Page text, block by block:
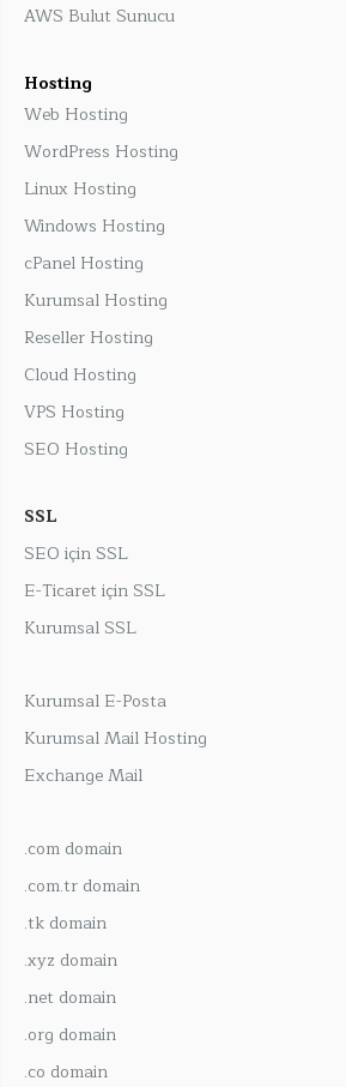
AWS Bulut Sunucu
Hosting
Web Hosting
WordPress Hosting
Linux Hosting
Windows Hosting
cPanel Hosting
Kurumsal Hosting
Reseller Hosting
Cloud Hosting
VPS Hosting
SEO Hosting
SSL
SEO için SSL
E-Ticaret için SSL
Kurumsal SSL
Kurumsal E-Posta
Kurumsal Mail Hosting
Exchange Mail
.com domain
.com.tr domain
.tk domain
.xyz domain
.net domain
.org domain
.co domain